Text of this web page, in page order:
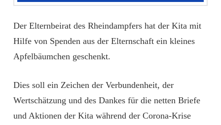
Der Elternbeirat des Rheindampfers hat der Kita mit
Hilfe von Spenden aus der Elternschaft ein kleines
Apfelbäumchen geschenkt.
Dies soll ein Zeichen der Verbundenheit, der
Wertschätzung und des Dankes für die netten Briefe
und Aktionen der Kita während der Corona-Krise